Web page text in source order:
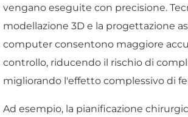
vengano eseguite con precisione.
modellazione 3D e la progettazione
computer consentono maggiore
controllo, riducendo il rischio di
migliorando l'effetto complessivo di
Ad esempio, la pianificazione